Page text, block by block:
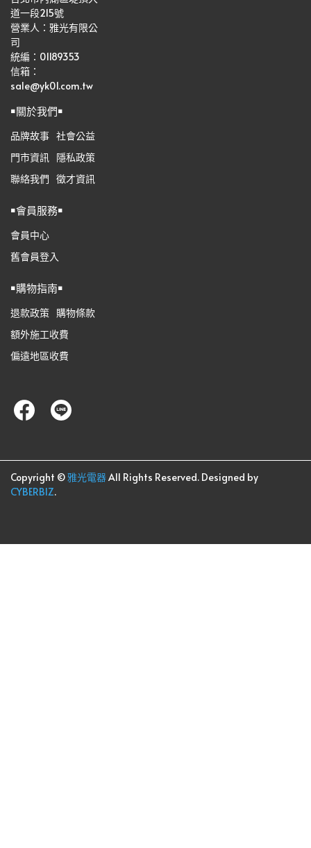
道一段215號
營業人：雅光有限公
司
統編：01189353
信箱：
sale@yk01.com.tw
￭關於我們￭
品牌故事 社會公益
門市資訊 隱私政策
聯絡我們 徵才資訊
￭會員服務￭
會員中心
舊會員登入
￭購物指南￭
退款政策 購物條款
額外施工收費
偏遠地區收費
Copyright ©雅光電器All Rights Reserved. Designed by
CYBERBIZ.